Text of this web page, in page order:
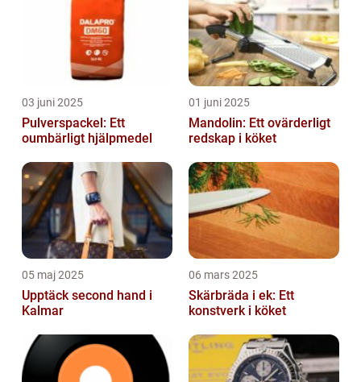
03 juni 2025
Pulverspackel: Ett
oumbärligt hjälpmedel
01 juni 2025
Mandolin: Ett ovärderligt
redskap i köket
05 maj 2025
Upptäck second hand i
Kalmar
06 mars 2025
Skärbräda i ek: Ett
konstverk i köket